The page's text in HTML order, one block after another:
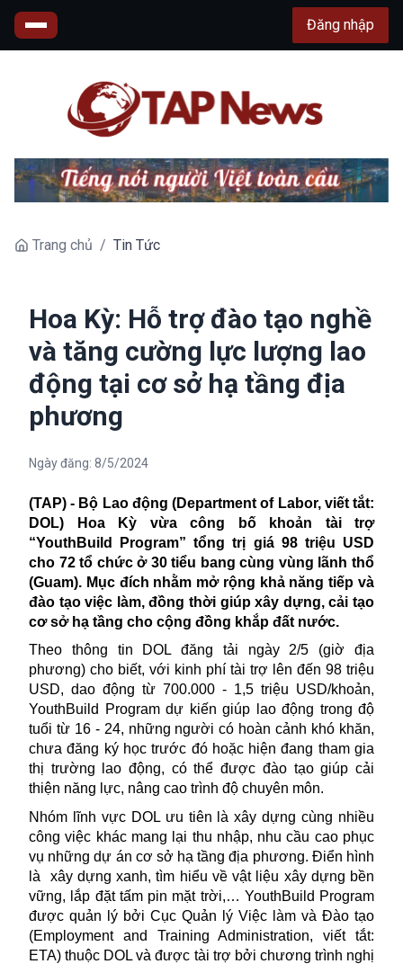
Đăng nhập
Trang chủ / Tin Tức
Hoa Kỳ: Hỗ trợ đào tạo nghề
và tăng cường lực lượng lao
động tại cơ sở hạ tầng địa
phương
Ngày đăng: 8/5/2024
(TAP) - Bộ Lao động (Department of Labor, viết tắt:
DOL) Hoa Kỳ vừa công bố khoản tài trợ
“YouthBuild Program” tổng trị giá 98 triệu USD
cho 72 tổ chức ở 30 tiểu bang cùng vùng lãnh thổ
(Guam). Mục đích nhằm mở rộng khả năng tiếp và
đào tạo việc làm, đồng thời giúp xây dựng, cải tạo
cơ sở hạ tầng cho cộng đồng khắp đất nước.
Theo thông tin DOL đăng tải ngày 2/5 (giờ địa
phương) cho biết, với kinh phí tài trợ lên đến 98 triệu
USD, dao động từ 700.000 - 1,5 triệu USD/khoản,
YouthBuild Program dự kiến giúp lao động trong độ
tuổi từ 16 - 24, những người có hoàn cảnh khó khăn,
chưa đăng ký học trước đó hoặc hiện đang tham gia
thị trường lao động, có thể được đào tạo giúp cải
thiện năng lực, nâng cao trình độ chuyên môn.
Nhóm lĩnh vực DOL ưu tiên là xây dựng cùng nhiều
công việc khác mang lại thu nhập, nhu cầu cao phục
vụ những dự án cơ sở hạ tầng địa phương. Điển hình
là
xây dựng xanh, tìm hiểu về vật liệu xây dựng bền
vững, lắp đặt tấm pin mặt trời,… YouthBuild Program
được quản lý bởi Cục Quản lý Việc làm và Đào tạo
(Employment and Training Administration, viết tắt:
ETA) thuộc DOL và được tài trợ bởi chương trình nghị